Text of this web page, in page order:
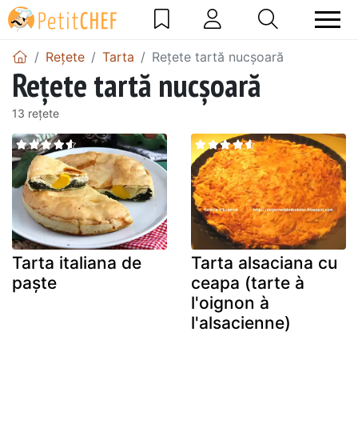
Rețete Tarta Rețete tartă nucșoară
Rețete tartă nucșoară
13 rețete
Tarta italiana de
paște
Tarta alsaciana cu
ceapa (tarte à
l'oignon à
l'alsacienne)